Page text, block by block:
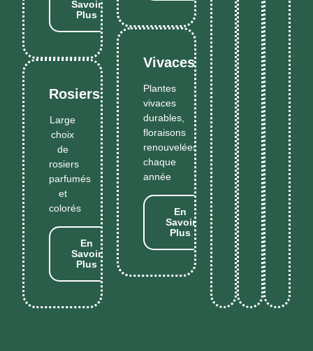
Savoir
Plus
Rosiers
Large
choix
de
rosiers
parfumés
et
colorés
En
Savoir
Plus
Vivaces
Plantes
vivaces
durables,
floraisons
renouvelées
chaque
année
En
Savoir
Plus